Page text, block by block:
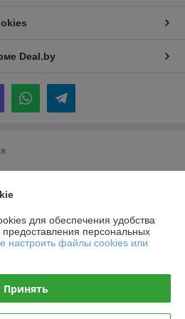
Deal.by
торговое унитарное
для обеспечения удобства
предоставления персональных
настроить файлы cookies или
Принять